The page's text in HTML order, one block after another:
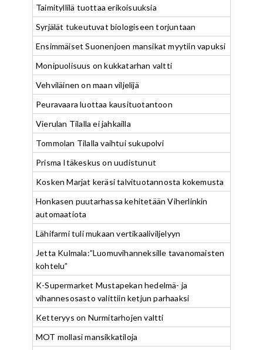
Taimityllilä tuottaa erikoisuuksia
Syrjälät tukeutuvat biologiseen torjuntaan
Ensimmäiset Suonenjoen mansikat myytiin vapuksi
Monipuolisuus on kukkatarhan valtti
Vehviläinen on maan viljelijä
Peuravaara luottaa kausituotantoon
Vierulan Tilalla ei jahkailla
Tommolan Tilalla vaihtui sukupolvi
Prisma Itäkeskus on uudistunut
Kosken Marjat keräsi talvituotannosta kokemusta
Honkasen puutarhassa kehitetään Viherlinkin
automaatiota
Lähifarmi tuli mukaan vertikaaliviljelyyn
Jetta Kulmala:”Luomuvihanneksille tavanomaisten
kohtelu”
K-Supermarket Mustapekan hedelmä- ja
vihannesosasto valittiin ketjun parhaaksi
Ketteryys on Nurmitarhojen valtti
MOT mollasi mansikkatiloja